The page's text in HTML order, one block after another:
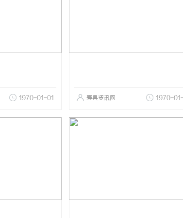
1970-01-01 寿县资讯网 1970-